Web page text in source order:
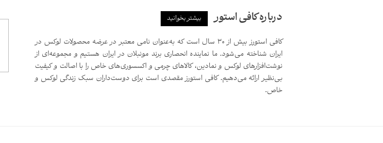
درباره کافی استور بیشتر بخوانید
کافی استورز بیش از ۳۰ سال است که به‌عنوان نامی معتبر در عرضه محصولات لوکس در
ایران شناخته می‌شود. ما نماینده انحصاری برند مونبلان در ایران هستیم و مجموعه‌ای از
نوشت‌افزارهای لوکس و نمادین، کالاهای چرمی و اکسسوری‌های خاص را با اصالت و کیفیت
بی‌نظیر ارائه می‌دهیم. کافی استورز مقصدی است برای دوست‌داران سبک زندگی لوکس و
خاص.